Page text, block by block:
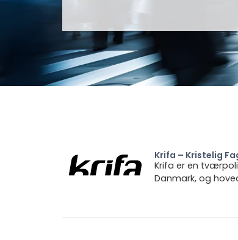
Krifa – Kristelig
Krifa er en
Danmark, og